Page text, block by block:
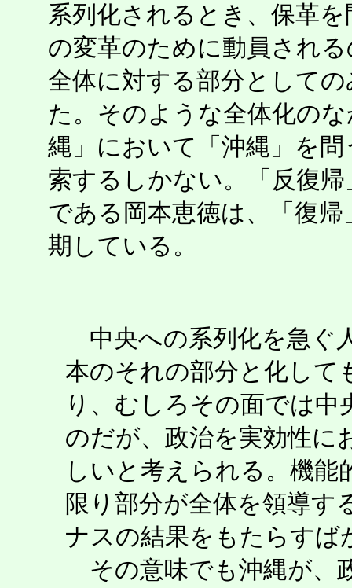
系列化されるとき、保革
の変革のために動員され
全体に対する部分として
た。そのような全体化の
縄」において「沖縄」を
索するしかない。「反復
である岡本恵徳は、「復
期している。
中央への系列化を急ぐ
本のそれの部分と化して
り、むしろその面では
のだが、政治を実効性に
しいと考えられる。機能
限り部分が全体を領導す
ナスの結果をもたらすば
その意味でも沖縄が、